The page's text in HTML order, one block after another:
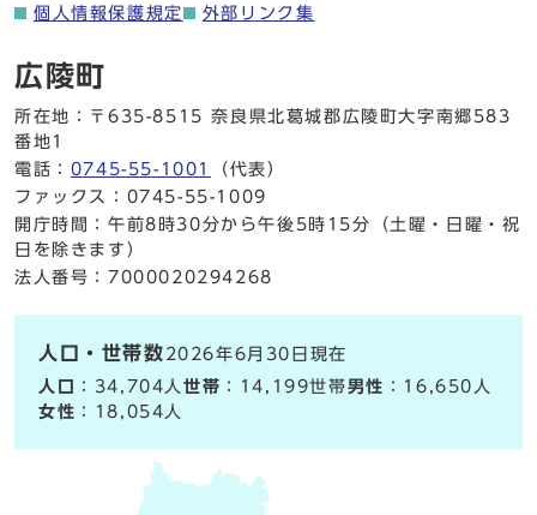
個人情報保護規定
外部リンク集
広陵町
所在地：〒635-8515 奈良県北葛城郡広陵町大字南郷583
番地1
電話： 0745-55-1001
（代表）
ファックス：0745-55-1009
開庁時間：午前8時30分から午後5時15分（土曜・日曜・祝
日を除きます）
法人番号：7000020294268
人口・世帯数 2026年6月30日現在
人口
：34,704人世帯 ：14,199世帯男性 ：16,650人
女性 ：18,054人